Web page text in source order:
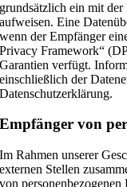
grundsätzlich ein mit
aufweisen. Eine
wenn der Empfänger
Privacy Framework“
Garantien verfügt.
einschließlich der
Datenschutzerklärung.
Empfänger von
Im Rahmen unserer
externen Stellen
von